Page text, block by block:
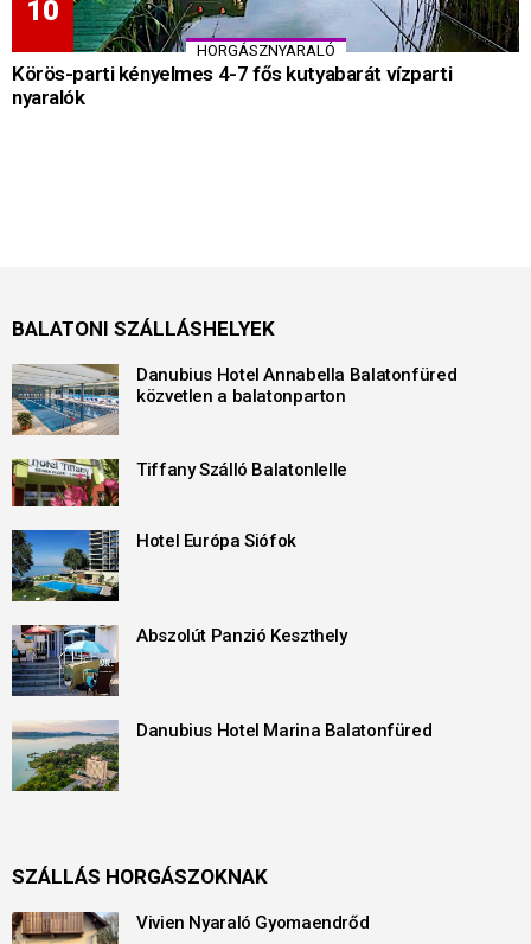
HORGÁSZNYARALÓ
Körös-parti kényelmes 4-7 fős kutyabarát vízparti
nyaralók
BALATONI SZÁLLÁSHELYEK
Danubius Hotel Annabella Balatonfüred
közvetlen a balatonparton
Tiffany Szálló Balatonlelle
Hotel Európa Siófok
Abszolút Panzió Keszthely
Danubius Hotel Marina Balatonfüred
SZÁLLÁS HORGÁSZOKNAK
Vivien Nyaraló Gyomaendrőd